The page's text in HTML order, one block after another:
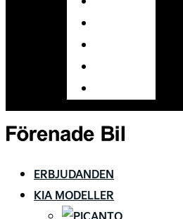
ERBJUDANDEN
KIA MODELLER